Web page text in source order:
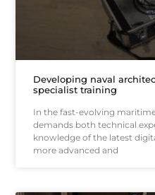
Developing naval
specialist training
In the fast-evolving
demands both technical
knowledge of the latest
more advanced and